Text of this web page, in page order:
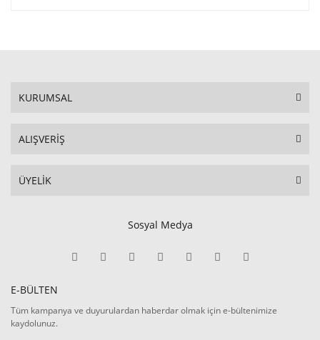
KURUMSAL
ALIŞVERİŞ
ÜYELİK
Sosyal Medya
E-BÜLTEN
Tüm kampanya ve duyurulardan haberdar olmak için e-bültenimize
kaydolunuz.